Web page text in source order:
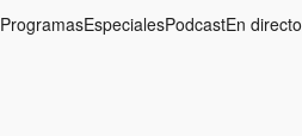
ProgramasEspecialesPodcastEn directo